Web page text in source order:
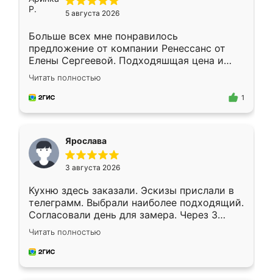
5 августа 2026
Больше всех мне понравилось
предложение от компании Ренессанс от
Елены Сергеевой. Подходяшщая цена и
короткие сроки изготовления. Приехавший
для замера сотрудник Владислав
предложил по моему эскизу самый
Читать полностью
1
Ярослава
3 августа 2026
Кухню здесь заказали. Эскизы прислали в
телеграмм. Выбрали наиболее подходящий.
Согласовали день для замера. Через 3
недели кухня была уже готова. Остались
довольны работой. Спасибо Ренессанс
мебель за качественную работу!
Читать полностью